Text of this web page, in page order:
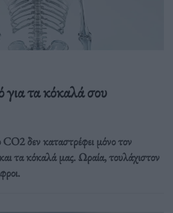
τα κόκαλά σου
CO2 δεν καταστρέφει μόνο τον
τα κόκαλά μας. Ωραία, τουλάχιστον